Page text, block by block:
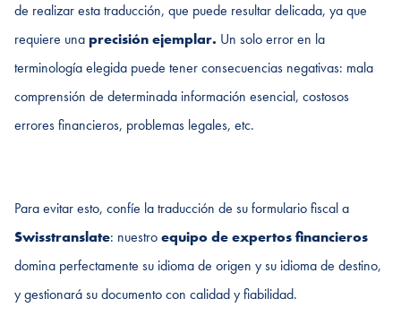
de realizar esta traducción, que puede resultar delicada, ya que
requiere unaprecisión ejemplar. Un solo error en la
terminología elegida puede tener consecuencias negativas: mala
comprensión de determinada información esencial, costosos
errores financieros, problemas legales, etc.
Para evitar esto, confíe la traducción de su formulario fiscal a
Swisstranslate: nuestroequipo de expertos financieros
domina perfectamente su idioma de origen y su idioma de destino,
y gestionará su documento con calidad y fiabilidad.